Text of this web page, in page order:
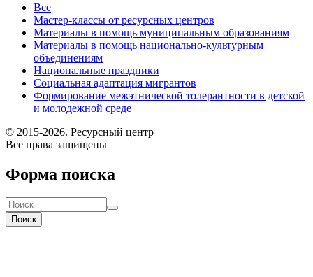
Все
Мастер-классы от ресурсных центров
Материалы в помощь муниципальным образованиям
Материалы в помощь национально-культурным
объединениям
Национальные праздники
Социальная адаптация мигрантов
Формирование межэтнической толерантности в детской
и молодежной среде
© 2015-2026. Ресурсный центр
Все права защищены
Форма поиска
Поиск